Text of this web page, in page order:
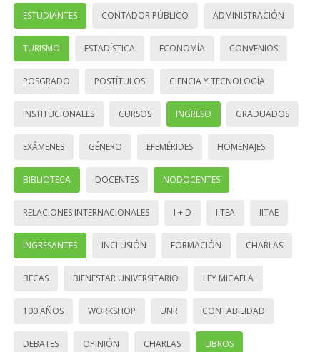
ESTUDIANTES CONTADOR PÚBLICO ADMINISTRACIÓN
TURISMO ESTADÍSTICA ECONOMÍA CONVENIOS
POSGRADO POSTÍTULOS CIENCIA Y TECNOLOGÍA
INSTITUCIONALES CURSOS INGRESO GRADUADOS
EXÁMENES GÉNERO EFEMÉRIDES HOMENAJES
BIBLIOTECA DOCENTES NODOCENTES
RELACIONES INTERNACIONALES I + D IITEA IITAE
INGRESANTES INCLUSIÓN FORMACIÓN CHARLAS
BECAS BIENESTAR UNIVERSITARIO LEY MICAELA
100 AÑOS WORKSHOP UNR CONTABILIDAD
DEBATES OPINIÓN CHARLAS LIBROS